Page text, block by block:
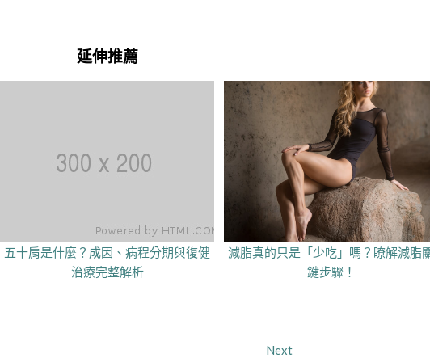
延伸推薦
五十肩是什麼？成因、病程分期與復健
治療完整解析
減脂真的只是「少吃」嗎？瞭解減脂
鍵步驟！
NextNext